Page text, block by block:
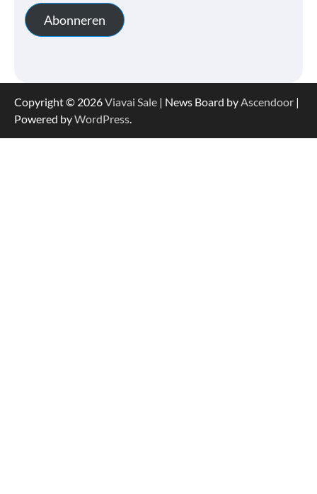
Abonneren
Copyright © 2026Viavai Sale | News Board by Ascendoor |
Powered byWordPress